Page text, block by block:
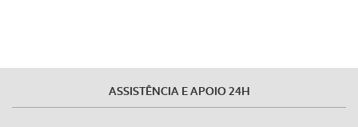
ASSISTÊNCIA E APOIO 24H